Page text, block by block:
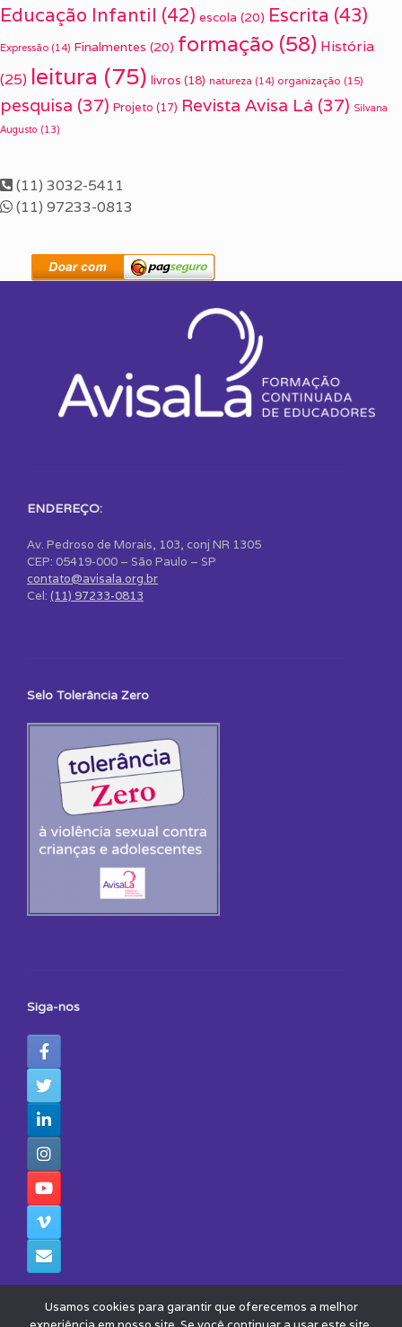
Educação Infantil (42) escola (20) Escrita (43)
Expressão (14) Finalmentes (20) formação (58) História
(25) leitura (75) livros (18) natureza (14) organização (15)
pesquisa (37) Projeto (17) Revista Avisa Lá (37) Silvana
Augusto (13)
(11) 3032-5411
(11) 97233-0813
ENDEREÇO:
Av. Pedroso de Morais, 103, conj NR 1305
CEP: 05419-000 – São Paulo – SP
contato@avisala.org.br
Cel: (11) 97233-0813
Selo Tolerância Zero
Siga-nos
Usamos cookies para garantir que oferecemos a melhor